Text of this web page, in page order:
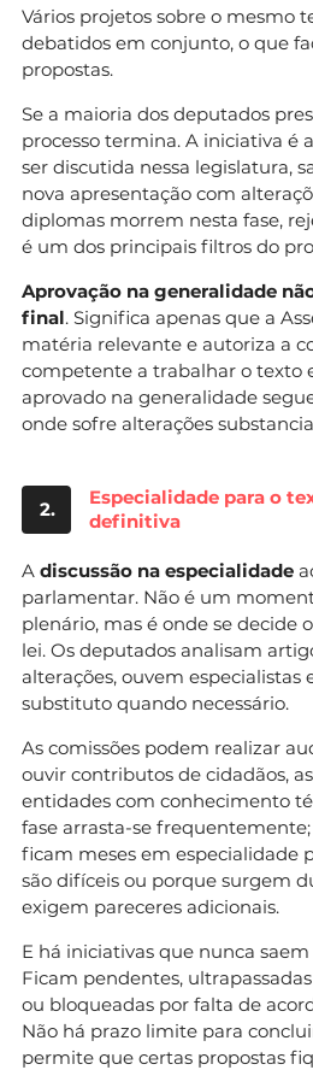
Vários projetos sobre o mesmo
debatidos em conjunto, o que
propostas.
Se a maioria dos deputados
processo termina. A iniciativa é
ser discutida nessa legislatura,
nova apresentação com
diplomas morrem nesta fase,
é um dos principais filtros do
Aprovação na generalidade
final. Significa apenas que a
matéria relevante e autoriza a
competente a trabalhar o texto
aprovado na generalidade
onde sofre alterações
2.
Especialidade para o
definitiva
A discussão na especialidade
parlamentar. Não é um
plenário, mas é onde se decide
lei. Os deputados analisam
alterações, ouvem
substituto quando necessário.
As comissões podem realizar
ouvir contributos de cidadãos,
entidades com conhecimento
fase arrasta-se
ficam meses em especialidade
são difíceis ou porque surgem
exigem pareceres adicionais.
E há iniciativas que nunca
Ficam pendentes,
ou bloqueadas por falta de
Não há prazo limite para
permite que certas propostas